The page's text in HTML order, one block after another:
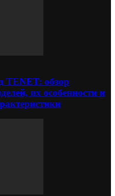
TENET: обзор
их особенности и